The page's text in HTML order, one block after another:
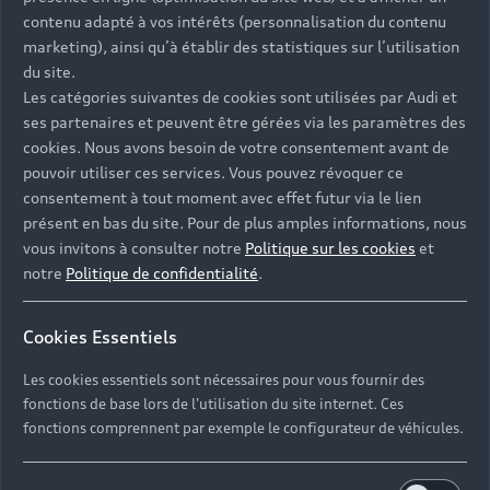
Informations et Service Clients
Accessibilité - Clients Sourds et Malentendants
Trouver mon Partenaire Audi
Berline
Avant
SUV électrique
SUV hybride
SUV
SUV compact
Financer mon Audi
Audi rent : location courte durée
Espace Client Audi Financial Services
Heycar
Voiture hybride
Voiture commerciale
Voiture de direction
SUV société
Achat véhicule de société
Flotte automobile
Entretenir et réparer mon Audi
Offres Après-Vente
Accessoires et équipements
Espace personnel myAudi
Informations client
Functions on Demand
Action de Service EA 189
Audi Assistance
Campagne de rappel Airbag Takata
Histoire du progrès
Notre vision
Nos technologies
myAudi experience
Carrières
© 2026 Audi France. Tous droits réservés.
Mentions légales
Politique sur les cookies
Gérer vos cookies
Politique de confidentialité
Système de lanceur d'alerte
Devis & RDV entretien en ligne
Opérateurs indépendants
Réseau Audi
Recevez toute l'actualité Audi
contenu adapté à vos intérêts (personnalisation du contenu
marketing), ainsi qu’à établir des statistiques sur l’utilisation
du site.
Les catégories suivantes de cookies sont utilisées par Audi et
ses partenaires et peuvent être gérées via les paramètres des
cookies. Nous avons besoin de votre consentement avant de
pouvoir utiliser ces services. Vous pouvez révoquer ce
consentement à tout moment avec effet futur via le lien
présent en bas du site. Pour de plus amples informations, nous
vous invitons à consulter notre Politique sur les cookies et
notre Politique de confidentialité.
Cookies Essentiels
Les cookies essentiels sont nécessaires pour vous fournir des
fonctions de base lors de l'utilisation du site internet. Ces
fonctions comprennent par exemple le configurateur de véhicules.